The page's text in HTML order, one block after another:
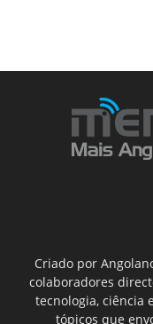
Criado por
colaboradores
tecnologia, ciência
tópicos que